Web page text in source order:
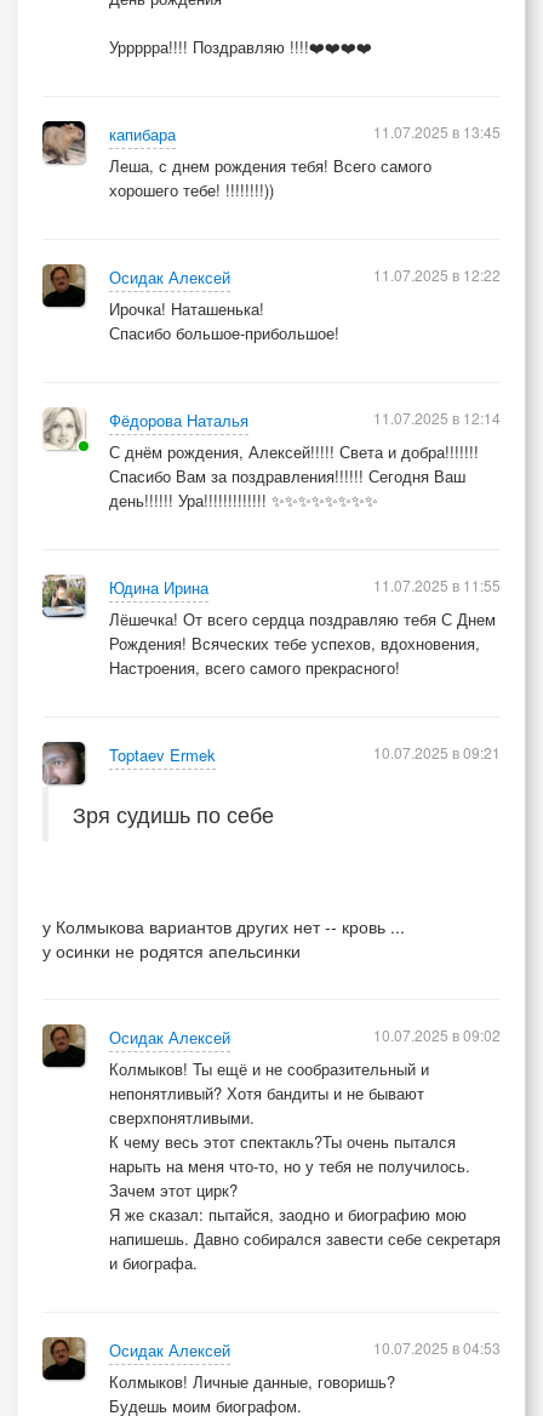
Уррррра!!!! Поздравляю !!!!❤️❤️❤️❤️
капибара
Леша, с днем рождения тебя! Всего самого
хорошего тебе! !!!!!!!!))
11.07.2025 в 13:45
Осидак Алексей
Ирочка! Наташенька!
Спасибо большое-прибольшое!
11.07.2025 в 12:22
Фёдорова Наталья
С днём рождения, Алексей!!!!! Света и добра!!!!!!!
Спасибо Вам за поздравления!!!!!! Сегодня Ваш
день!!!!!! Ура!!!!!!!!!!!!! ✨✨✨✨✨✨✨✨
11.07.2025 в 12:14
Юдина Ирина
Лёшечка! От всего сердца поздравляю тебя С Днем
Рождения! Всяческих тебе успехов, вдохновения,
Настроения, всего самого прекрасного!
11.07.2025 в 11:55
Toptaev Ermek
Зря судишь по себе
у Колмыкова вариантов других нет -- кровь ...
у осинки не родятся апельсинки
10.07.2025 в 09:21
Осидак Алексей
Колмыков! Ты ещё и не сообразительный и
непонятливый? Хотя бандиты и не бывают
сверхпонятливыми.
К чему весь этот спектакль?Ты очень пытался
нарыть на меня что-то, но у тебя не получилось.
Зачем этот цирк?
Я же сказал: пытайся, заодно и биографию мою
напишешь. Давно собирался завести себе секретаря
и биографа.
10.07.2025 в 09:02
Осидак Алексей
Колмыков! Личные данные, говоришь?
Будешь моим биографом.
10.07.2025 в 04:53